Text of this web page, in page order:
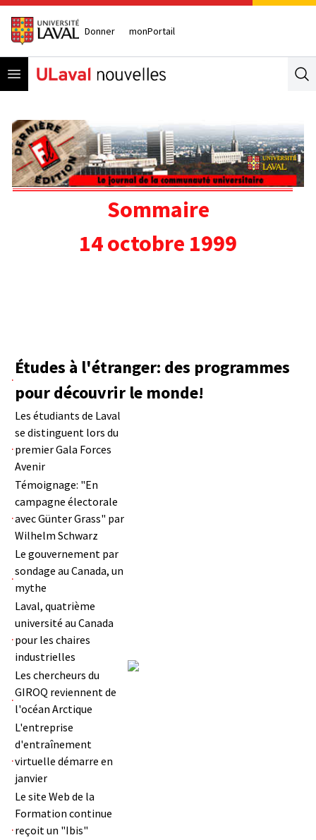
Donner monPortail
Open menu
Sommaire
14 octobre 1999
Études à l'étranger: des programmes
pour découvrir le monde!
Les étudiants de Laval
se distinguent lors du
premier Gala Forces
Avenir
Témoignage: "En
campagne électorale
avec Günter Grass" par
Wilhelm Schwarz
Le gouvernement par
sondage au Canada, un
mythe
Laval, quatrième
université au Canada
pour les chaires
industrielles
Les chercheurs du
GIROQ reviennent de
l'océan Arctique
L'entreprise
d'entraînement
virtuelle démarre en
janvier
Le site Web de la
Formation continue
reçoit un "Ibis"